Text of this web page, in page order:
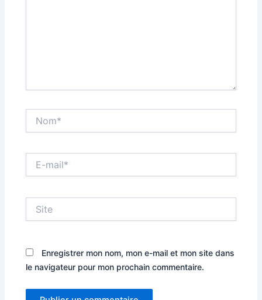
mail*
Enregistrer mon nom, mon e-mail et mon site dans
le navigateur pour mon prochain commentaire.